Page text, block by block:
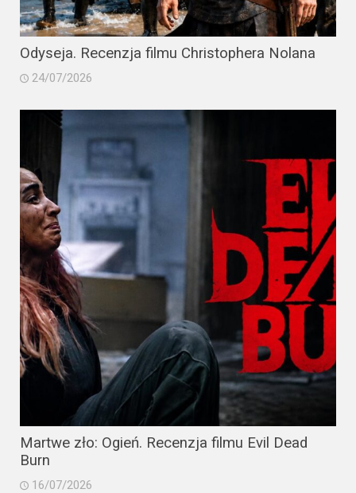
Odyseja. Recenzja filmu Christophera Nolana
24/07/2026
Martwe zło: Ogień. Recenzja filmu Evil Dead
Burn
16/07/2026